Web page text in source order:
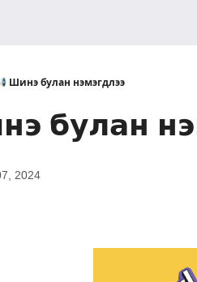
Шинэ булан нэмэгдлээ
булан
2024